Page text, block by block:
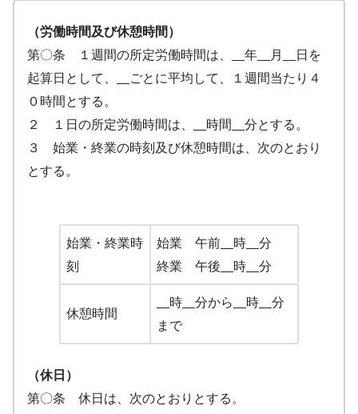
（労働時間及び休憩時間）
第〇条 １週間の所定労働時間は、
年 月
日を
起算日として、
ごとに平均して、１週間当たり４
０時間とする。
２ １日の所定労働時間は、
時間
分とする。
３ 始業・終業の時刻及び休憩時間は、次のとおり
とする。
始業・終業時
刻
始業 午前 時
分
終業 午後
時 分
休憩時間
時 分から 時
分
まで
（休日）
第〇条 休日は、次のとおりとする。